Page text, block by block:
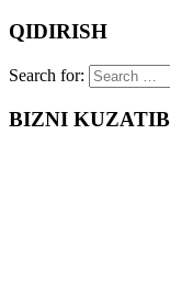
QIDIRISH
Search for:
BIZNI